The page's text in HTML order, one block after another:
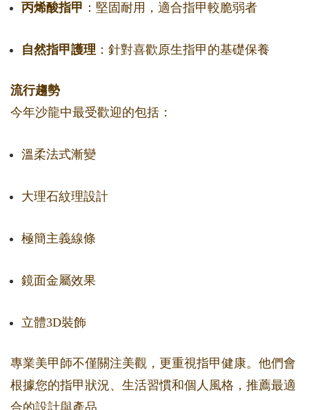
丙烯酸指甲 ：堅固耐用，適合指甲較脆弱者
自然指甲護理 ：針對喜歡原生指甲的基礎保養
流行趨勢
今年沙龍中最受歡迎的包括：
溫柔法式漸變
大理石紋理設計
極簡主義線條
鏡面金屬效果
立體3D裝飾
專業美甲師不僅關注美觀，更重視指甲健康。他們會
根據您的指甲狀況、生活習慣和個人風格，推薦最適